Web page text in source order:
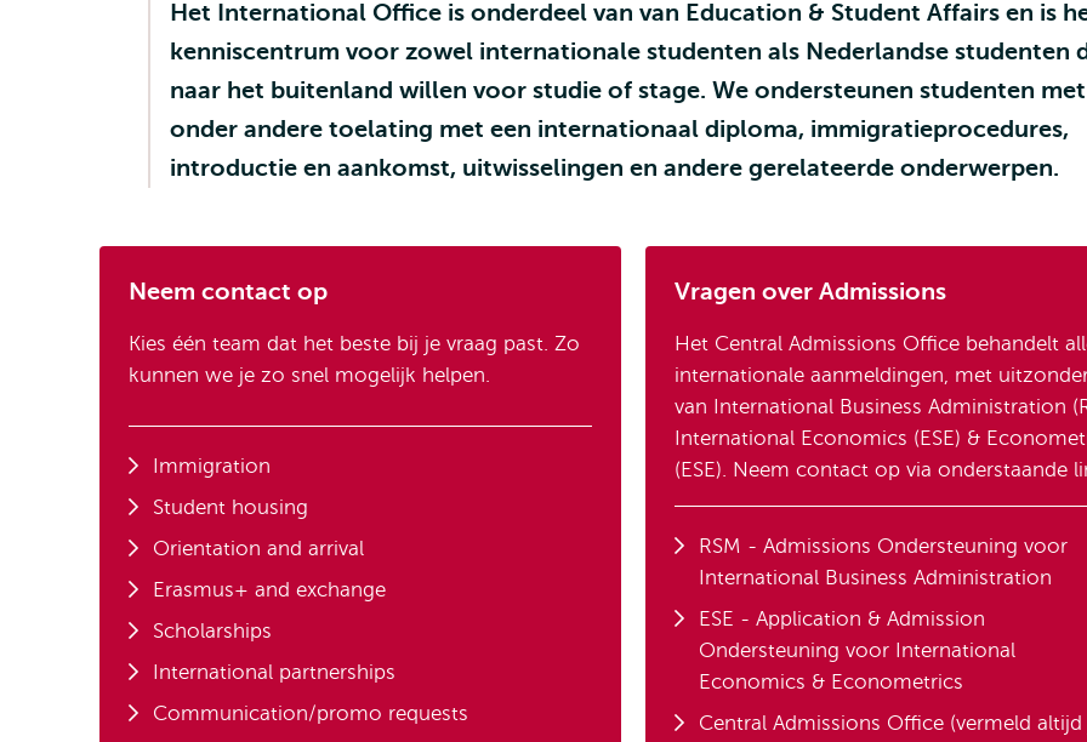
Het International Office is onderdeel van van Education & Student Affairs en is
kenniscentrum voor zowel internationale studenten als Nederlandse studenten
naar het buitenland willen voor studie of stage. We ondersteunen studenten met
onder andere toelating met een internationaal diploma, immigratieprocedures,
introductie en aankomst, uitwisselingen en andere gerelateerde onderwerpen.
Neem contact op
Kies één team dat het beste bij je vraag past. Zo
kunnen we je zo snel mogelijk helpen.
Immigration
Student housing
Orientation and arrival
Erasmus+ and exchange
Scholarships
International partnerships
Communication/promo requests
Vragen over Admissions
Het Central Admissions Office behandelt
internationale aanmeldingen, met
van International Business Administration
International Economics (ESE) &
(ESE). Neem contact op via onderstaande
RSM - Admissions Ondersteuning voor
International Business Administration
Opent
extern
ESE - Application & Admission
Ondersteuning voor International
Economics & Econometrics
Central Admissions Office (vermeld altijd